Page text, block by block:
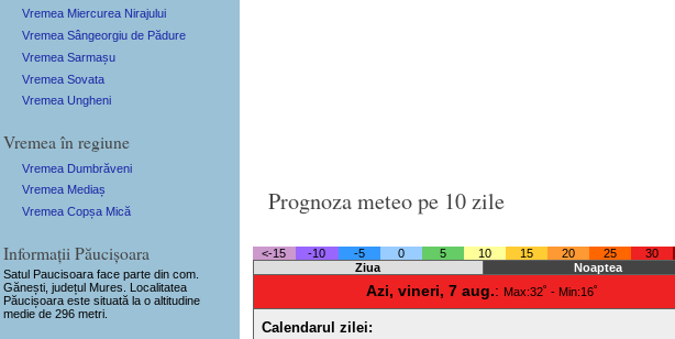
Prognoza meteo pe 10 zile
<-15 -10 -5 0 5 10 15 20 25 30
Ziua
Noaptea
Azi, vineri, 7 aug.: Max:32˚ - Min:16˚
Calendarul zilei:
Vremea Miercurea Nirajului
Vremea Sângeorgiu de Pădure
Vremea Sarmașu
Vremea Sovata
Vremea Ungheni
Vremea în regiune
Vremea Dumbrăveni
Vremea Mediaș
Vremea Copșa Mică
Informații Păucișoara
Satul Paucisoara face parte din com.
Gănești, județul Mures. Localitatea
Păucișoara este situată la o altitudine
medie de 296 metri.